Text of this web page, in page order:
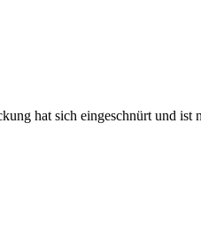
hat sich eingeschnürt und ist